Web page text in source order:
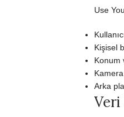
Use
Kişisel
Konum
Arka
Veri